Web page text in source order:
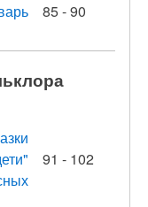
85 - 90
91 - 102